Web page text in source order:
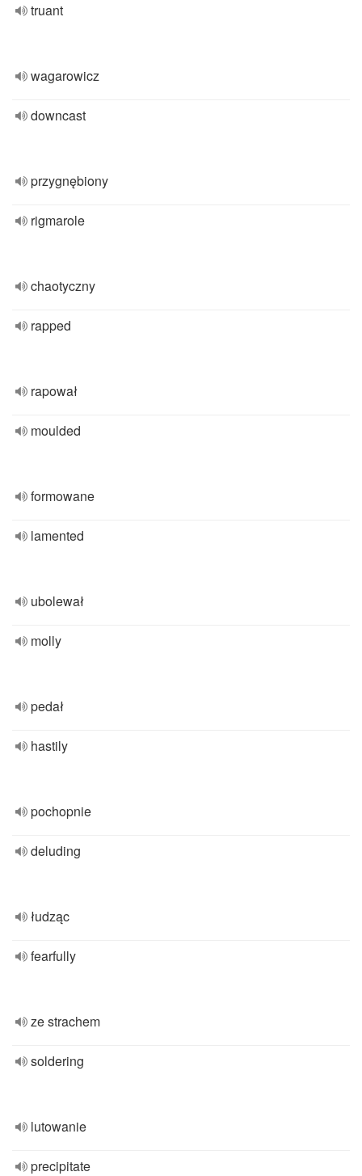
truant
wagarowicz
downcast
przygnębiony
rigmarole
chaotyczny
rapped
rapował
moulded
formowane
lamented
ubolewał
molly
pedał
hastily
pochopnie
deluding
łudząc
fearfully
ze strachem
soldering
lutowanie
precipitate